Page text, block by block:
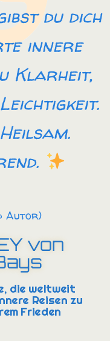
du dich
innere
Klarheit,
Autor)
von
die weltweit
Reisen zu
Frieden